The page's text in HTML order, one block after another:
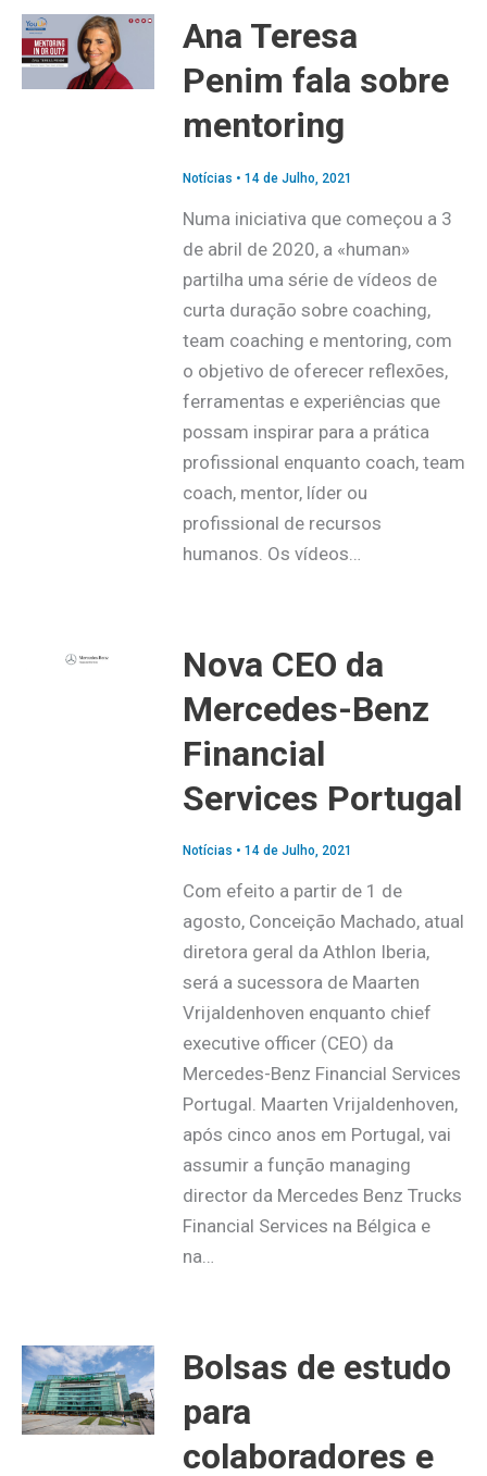
Ana Teresa
Penim fala sobre
mentoring
Notícias • 14 de Julho, 2021
Numa iniciativa que começou a 3
de abril de 2020, a «human»
partilha uma série de vídeos de
curta duração sobre coaching,
team coaching e mentoring, com
o objetivo de oferecer reflexões,
ferramentas e experiências que
possam inspirar para a prática
profissional enquanto coach, team
coach, mentor, líder ou
profissional de recursos
humanos. Os vídeos…
Nova CEO da
Mercedes-Benz
Financial
Services Portugal
Notícias • 14 de Julho, 2021
Com efeito a partir de 1 de
agosto, Conceição Machado, atual
diretora geral da Athlon Iberia,
será a sucessora de Maarten
Vrijaldenhoven enquanto chief
executive officer (CEO) da
Mercedes-Benz Financial Services
Portugal. Maarten Vrijaldenhoven,
após cinco anos em Portugal, vai
assumir a função managing
director da Mercedes Benz Trucks
Financial Services na Bélgica e
na…
Bolsas de estudo
para
colaboradores e